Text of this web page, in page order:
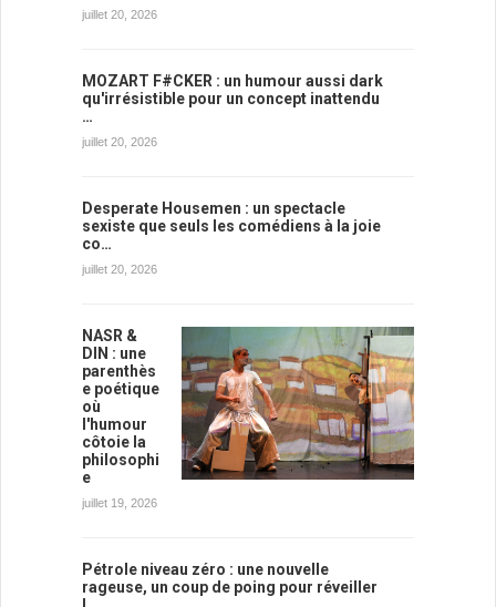
juillet 20, 2026
MOZART F#CKER : un humour aussi dark
qu'irrésistible pour un concept inattendu
…
juillet 20, 2026
Desperate Housemen : un spectacle
sexiste que seuls les comédiens à la joie
co…
juillet 20, 2026
NASR &
DIN : une
parenthès
e poétique
où
l'humour
côtoie la
philosophi
e
juillet 19, 2026
Pétrole niveau zéro : une nouvelle
rageuse, un coup de poing pour réveiller